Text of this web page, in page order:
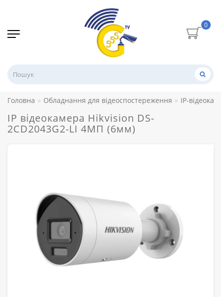
0
Головна Обладнання для відеоспостереження IP-
IP відеокамера Hikvision DS-
2CD2043G2-LI 4МП (6мм)